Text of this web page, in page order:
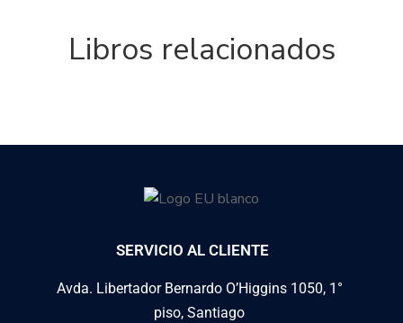
Libros relacionados
SERVICIO AL CLIENTE
Avda. Libertador Bernardo O’Higgins 1050, 1°
piso, Santiago